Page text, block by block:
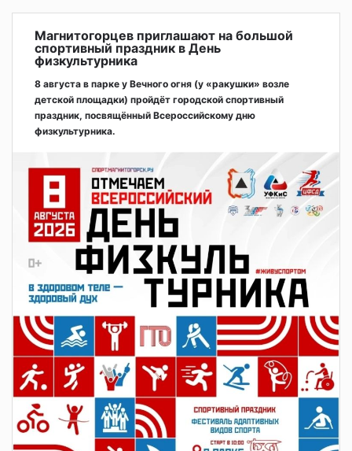
Магнитогорцев приглашают на большой
спортивный праздник в День
физкультурника
8 августа в парке у Вечного огня (у «ракушки» возле
детской площадки) пройдёт городской спортивный
праздник, посвящённый Всероссийскому дню
физкультурника.